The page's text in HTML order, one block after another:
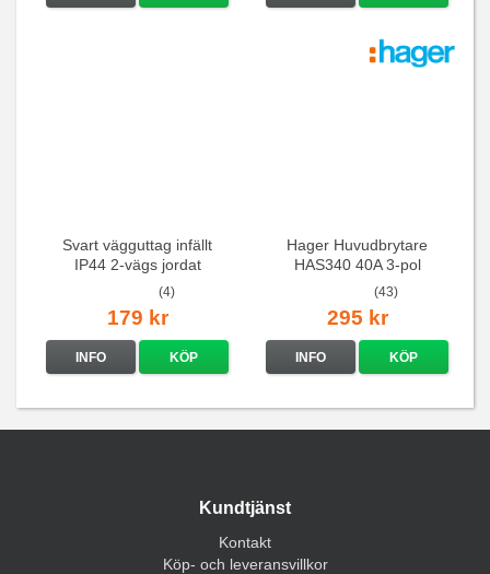
Svart vägguttag infällt
IP44 2-vägs jordat
(4)
179 kr
INFO KÖP
Hager Huvudbrytare
HAS340 40A 3-pol
(43)
295 kr
INFO KÖP
Kundtjänst
Kontakt
Köp- och leveransvillkor